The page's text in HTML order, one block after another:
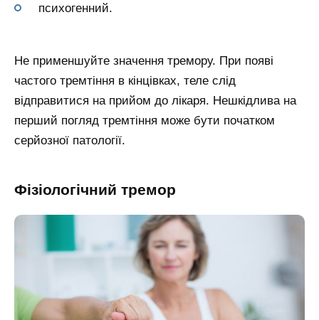
психогенний.
Не применшуйте значення тремору. При появі
частого тремтіння в кінцівках, теле слід
відправитися на прийом до лікаря. Нешкідлива на
перший погляд тремтіння може бути початком
серйозної патології.
Фізіологічний тремор